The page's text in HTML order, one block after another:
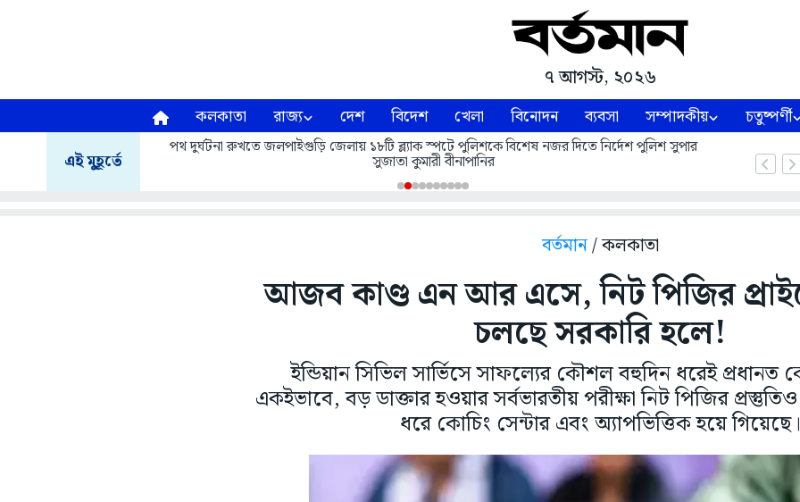
৭ আগস্ট, ২০২৬
কলকাতা রাজ্য দেশ বিদেশ খেলা বিনোদন ব্যবসা সম্পাদকীয় চতুষ্পর্ণী
এই মুহূর্তে
পথ দুর্ঘটনা রুখতে জলপাইগুড়ি জেলায় ১৮টি ব্ল্যাক স্পটে পুলিশকে বিশেষ নজর দিতে নির্দেশ পুলিশ সুপার
সুজাতা কুমারী বীনাপানির
বর্তমান/ কলকাতা
আজব কাণ্ড এন আর এসে, নিট পিজির
চলছে সরকারি হলে!
ইন্ডিয়ান সিভিল সার্ভিসে সাফল্যের কৌশল বহুদিন ধরেই প্রধানত
একইভাবে, বড় ডাক্তার হওয়ার সর্বভারতীয় পরীক্ষা নিট পিজির
ধরে কোচিং সেন্টার এবং অ্যাপভিত্তিক হয়ে গিয়েছে।